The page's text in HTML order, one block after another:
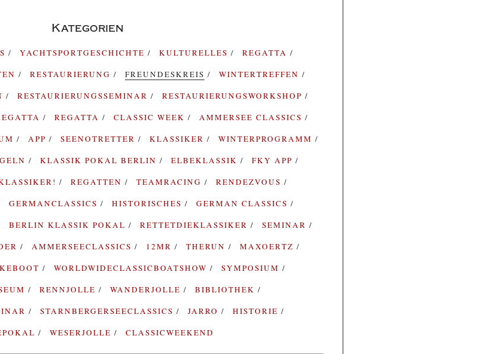
Kategorien
YACHTSPORTGESCHICHTE KULTURELLES
REGATTA
RESTAURIERUNG FREUNDESKREIS
WINTERTREFFEN
RESTAURIERUNGSSEMINAR
RESTAURIERUNGSWORKSHOP
REGATTA CLASSIC WEEK
AMMERSEE CLASSICS
APP SEENOTRETTER KLASSIKER
WINTERPROGRAMM
KLASSIK POKAL BERLIN ELBEKLASSIK
FKY APP
REGATTEN TEAMRACING
RENDEZVOUS
GERMANCLASSICS HISTORISCHES
GERMAN CLASSICS
BERLIN KLASSIK POKAL RETTETDIEKLASSIKER
SEMINAR
AMMERSEECLASSICS 12MR THERUN
MAXOERTZ
WORLDWIDECLASSICBOATSHOW
SYMPOSIUM
RENNJOLLE WANDERJOLLE
BIBLIOTHEK
STARNBERGERSEECLASSICS JARRO
HISTORIE
WESERJOLLE CLASSICWEEKEND